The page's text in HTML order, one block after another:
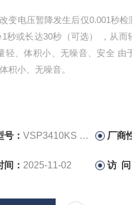
变电压暂降发生后仅0.001秒
积小、无噪音、安全 由于没有电池或风扇，因此
积小、无噪音。
号： ​VSP3410KS （100kVA） 厂商
间： 2025-11-02 访 问